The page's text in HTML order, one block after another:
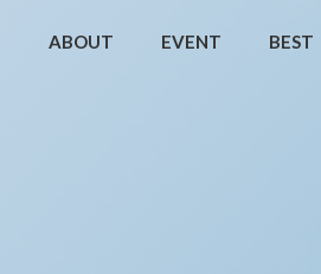
ABOUT EVENT BEST